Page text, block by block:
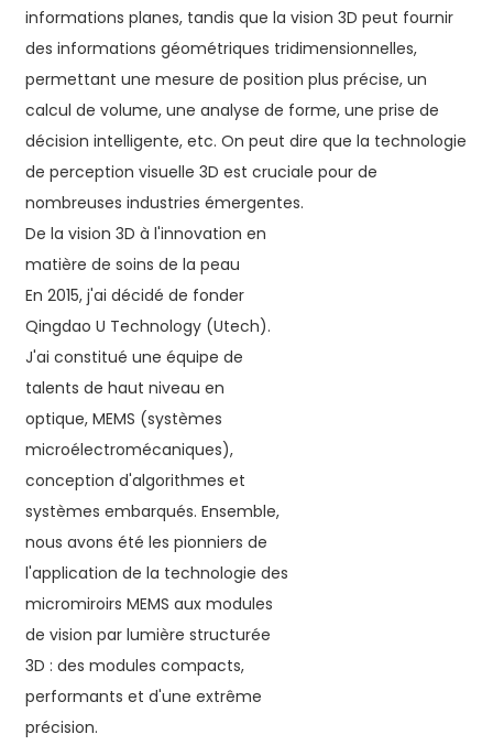
informations planes, tandis que la vision 3D peut fournir
des informations géométriques tridimensionnelles,
permettant une mesure de position plus précise, un
calcul de volume, une analyse de forme, une prise de
décision intelligente, etc. On peut dire que la technologie
de perception visuelle 3D est cruciale pour de
nombreuses industries émergentes.
De la vision 3D à l'innovation en
matière de soins de la peau
En 2015, j'ai décidé de fonder
Qingdao U Technology (Utech).
J'ai constitué une équipe de
talents de haut niveau en
optique, MEMS (systèmes
microélectromécaniques),
conception d'algorithmes et
systèmes embarqués. Ensemble,
nous avons été les pionniers de
l'application de la technologie des
micromiroirs MEMS aux modules
de vision par lumière structurée
3D : des modules compacts,
performants et d'une extrême
précision.